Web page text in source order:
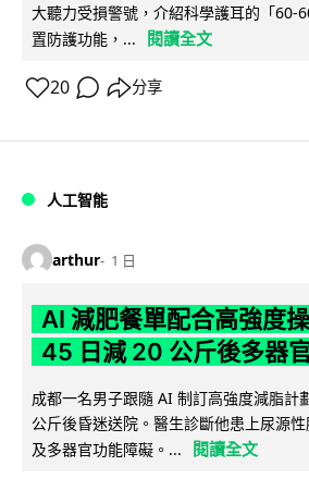
大聽力受損警號，介紹科學護耳的「60-
置防護功能，...
閱讀全文
20 分享
人工智能
arthur 1 日
AI 減肥餐單配合高強度
45 日減 20 公斤後多器
成都一名男子跟隨 AI 制訂高強度減脂計
公斤後昏迷送院。醫生診斷他患上尿源
及多器官功能障礙。...
閱讀全文